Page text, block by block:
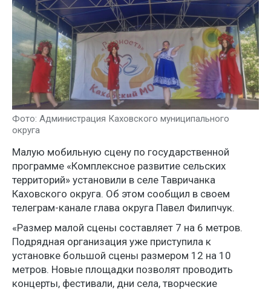
Фото: Администрация Каховского муниципального
округа
Малую мобильную сцену по государственной
программе «Комплексное развитие сельских
территорий» установили в селе Тавричанка
Каховского округа. Об этом сообщил в своем
телеграм-канале глава округа Павел Филипчук.
«Размер малой сцены составляет 7 на 6 метров.
Подрядная организация уже приступила к
установке большой сцены размером 12 на 10
метров. Новые площадки позволят проводить
концерты, фестивали, дни села, творческие